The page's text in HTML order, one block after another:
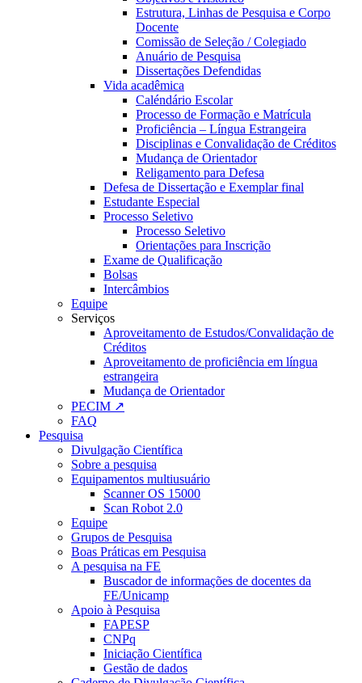
Estrutura, Linhas de Pesquisa e Corpo
Docente
Comissão de Seleção / Colegiado
Anuário de Pesquisa
Dissertações Defendidas
Vida acadêmica
Caléndário Escolar
Processo de Formação e Matrícula
Proficiência – Língua Estrangeira
Disciplinas e Convalidação de Créditos
Mudança de Orientador
Religamento para Defesa
Defesa de Dissertação e Exemplar final
Estudante Especial
Processo Seletivo
Processo Seletivo
Orientações para Inscrição
Exame de Qualificação
Bolsas
Intercâmbios
Equipe
Serviços
Aproveitamento de Estudos/Convalidação de
Créditos
Aproveitamento de proficiência em língua
estrangeira
Mudança de Orientador
PECIM ↗
FAQ
Pesquisa
Divulgação Científica
Sobre a pesquisa
Equipamentos multiusuário
Scanner OS 15000
Scan Robot 2.0
Equipe
Grupos de Pesquisa
Boas Práticas em Pesquisa
A pesquisa na FE
Buscador de informações de docentes da
FE/Unicamp
Apoio à Pesquisa
FAPESP
CNPq
Iniciação Científica
Gestão de dados